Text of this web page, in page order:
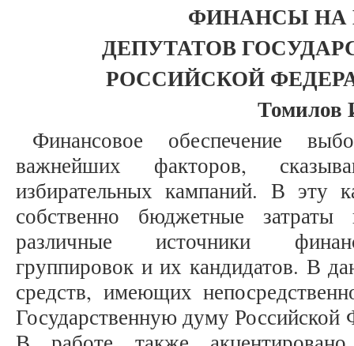
ФИНАНСЫ НА
ДЕПУТАТОВ
РОССИЙСКОЙ
Томилов
Финансовое обеспечение
важнейших факторов,
избирательных кампаний. В эту
собственно бюджетные
различные источники
группировок и их кандидатов. В
средств, имеющих
Государственную думу